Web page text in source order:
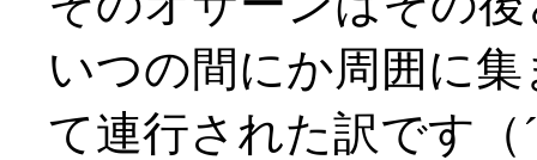
いつの間にか周囲に
て連行された訳です（